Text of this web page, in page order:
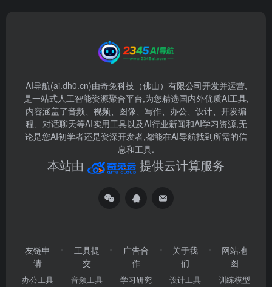
AI导航(ai.dh0.cn)由奇兔科技（佛山）有限公司开发并运营,
是一站式人工智能资源聚合平台,为您精选国内外优质AI工具,
内容涵盖了音频、视频、图像、写作、办公、设计、开发编
程、对话聊天等AI实用工具以及AI行业新闻和AI学习资源,无
论是您AI初学者还是资深开发者,都能在AI导航找到所需的信
息和工具.
本站由 提供云计算服务
友链申
请
办公工具
工具提
交
音频工具
广告合
作
学习研究
关于我
们
设计工具
网站地
图
训练模型